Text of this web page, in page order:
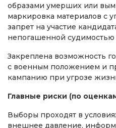
образами умерших или
маркировка материалов с
запрет на участие
непогашенной судимостью
Закреплена возможность
с военным положением и
кампанию при угрозе
Главные риски (по
Выборы проходят в
внешнее давление,